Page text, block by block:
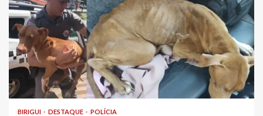
BIRIGUI DESTAQUE POLÍCIA